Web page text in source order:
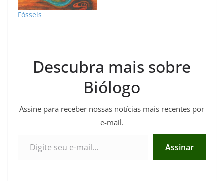
Fósseis
Descubra mais sobre
Biólogo
Assine para receber nossas notícias mais recentes por
e-mail.
Assinar